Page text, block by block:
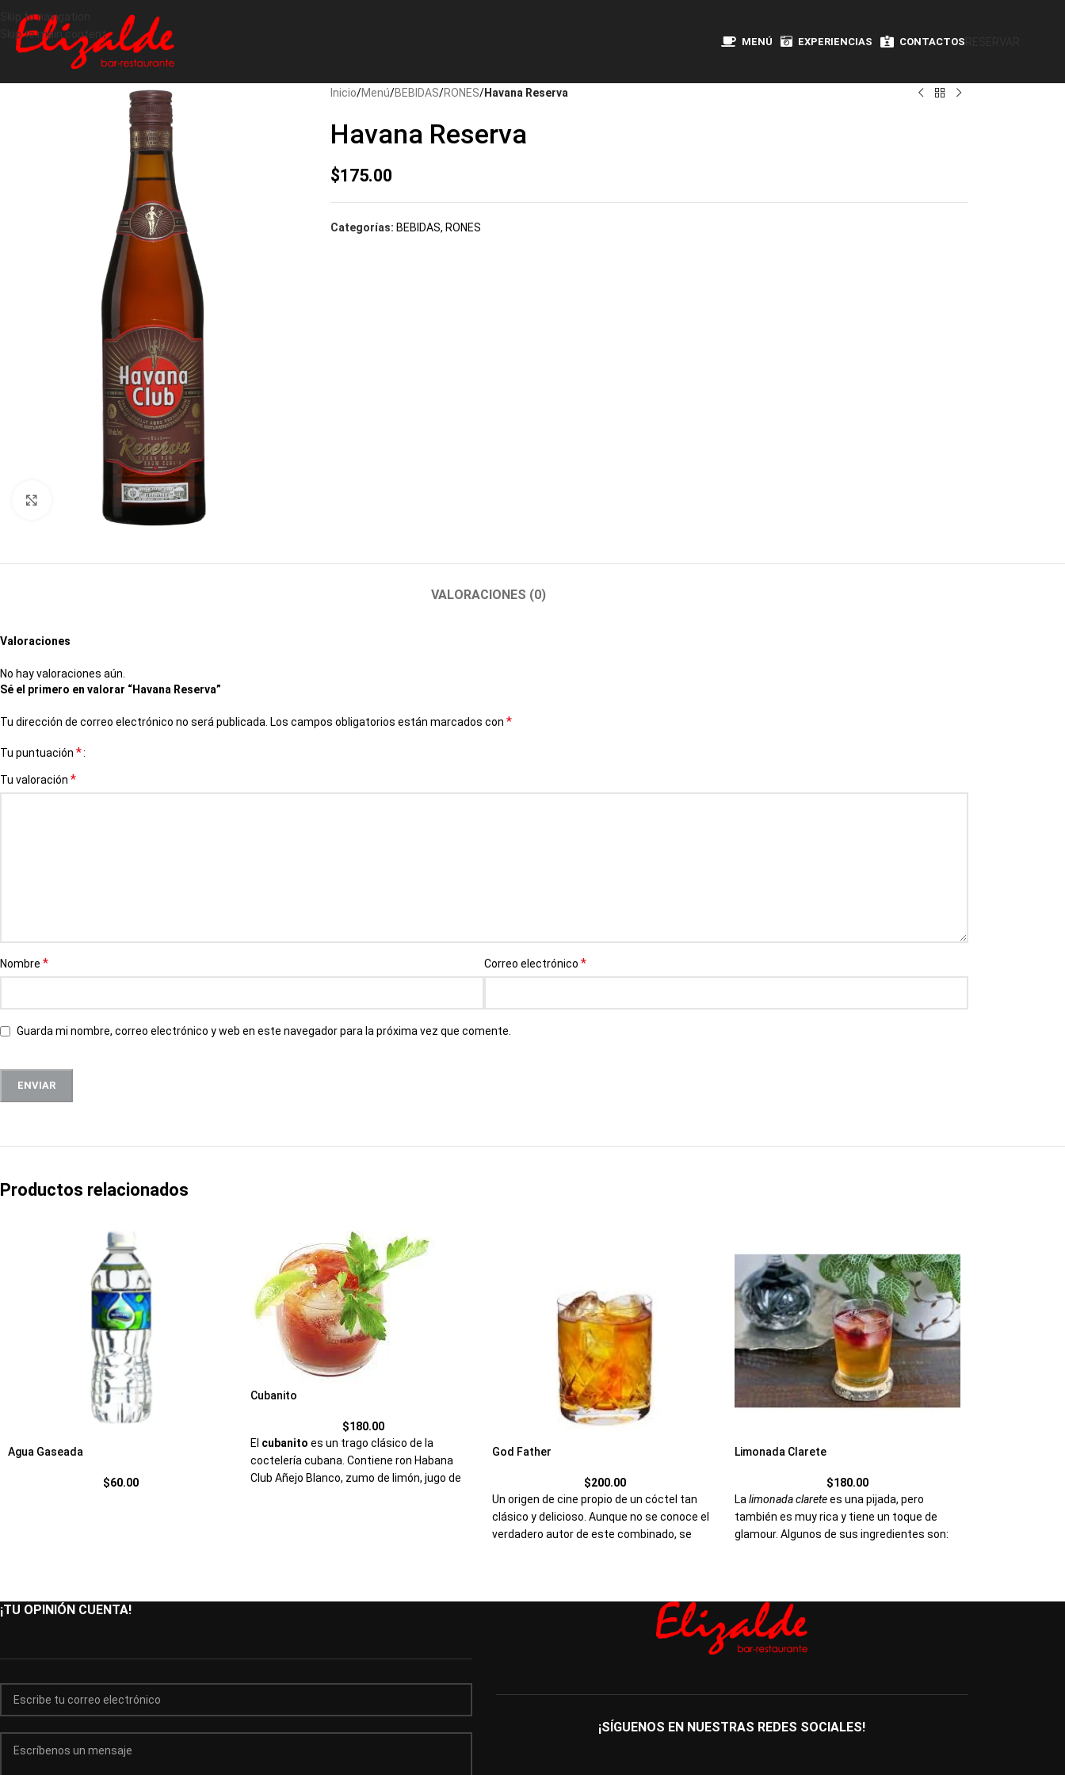
Skip to navigation
Skip to main content
MENÚ EXPERIENCIAS CONTACTOS
Click to enlarge
Inicio/Menú/BEBIDAS/RONES/Havana Reserva
Havana Reserva
$175.00
Categorías: BEBIDAS, RONES
VALORACIONES (0)
Valoraciones
No hay valoraciones aún.
Sé el primero en valorar “Havana Reserva”
Tu dirección de correo electrónico no será publicada. Los campos obligatorios están marcados con *
Tu puntuación *
Tu valoración *
Nombre * Correo electrónico *
Guarda mi nombre, correo electrónico y web en este navegador para la próxima vez que comente.
Productos relacionados
Agua Gaseada
$60.00
Cubanito
$180.00
El cubanito es un trago clásico de la
coctelería cubana. Contiene ron Habana
Club Añejo Blanco, zumo de limón, jugo de
God Father
$200.00
Un origen de cine propio de un cóctel tan
clásico y delicioso. Aunque no se conoce el
verdadero autor de este combinado, se
escoces
Limonada Clarete
$180.00
La limonada claretees una pijada, pero
también es muy rica y tiene un toque de
glamour. Algunos de sus ingredientes son:
¡TU OPINIÓN CUENTA!
¡SÍGUENOS EN NUESTRAS REDES SOCIALES!